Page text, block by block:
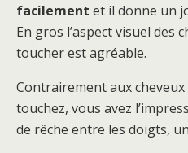
facilement et il donne un
En gros l’aspect visuel des
toucher est agréable.
Contrairement aux cheveux
touchez, vous avez
de rêche entre les doigts,